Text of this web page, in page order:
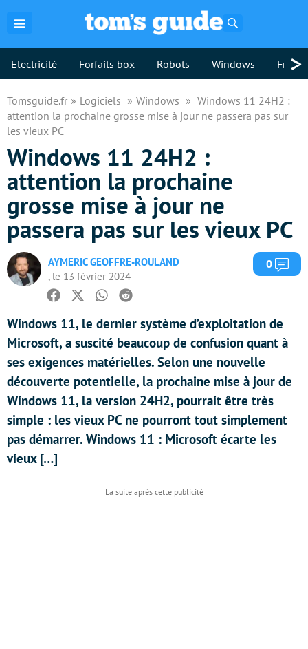
Electricité Forfaits box Robots Windows >
Tomsguide.fr Logiciels Windows
Windows 11 24H2 :
attention la prochaine grosse mise à jour ne passera pas sur
les vieux PC
Windows 11 24H2 :
attention la prochaine
grosse mise à jour ne
passera pas sur les vieux PC
AYMERIC GEOFFRE-ROULAND
, le 13 février 2024
0
Facebook
TwitterWhatsapp
Reddit
Windows 11, le dernier système d’exploitation de
Microsoft, a suscité beaucoup de confusion quant à
ses exigences matérielles. Selon une nouvelle
découverte potentielle, la prochaine mise à jour de
Windows 11, la version 24H2, pourrait être très
simple : les vieux PC ne pourront tout simplement
pas démarrer. Windows 11 : Microsoft écarte les
vieux […]